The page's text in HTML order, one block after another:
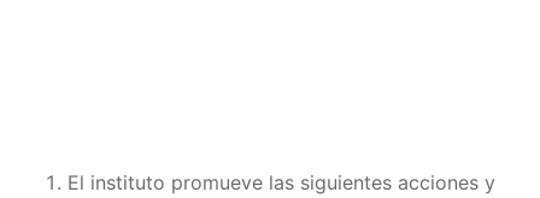
El instituto promueve las siguientes acciones y